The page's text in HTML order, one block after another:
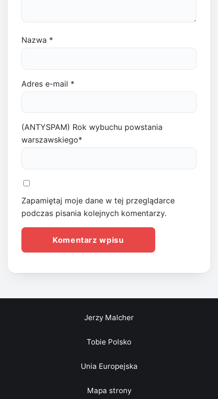
Nazwa *
Adres e-mail *
(ANTYSPAM) Rok wybuchu powstania
warszawskiego*
Zapamiętaj moje dane w tej przeglądarce
podczas pisania kolejnych komentarzy.
Jerzy Malcher
Tobie Polsko
Unia Europejska
Mapa strony